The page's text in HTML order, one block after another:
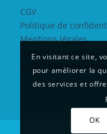
CGV
Politique de
Mentions légales
Contrat Engagement
©2022 EFA Web
En visitant ce site,
pour améliorer la
des services et
OK